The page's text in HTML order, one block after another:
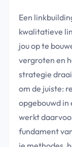
Een
kwalitatieve
jou op te
vergroten en
strategie
om de juiste:
opgebouwd in
werkt
fundament